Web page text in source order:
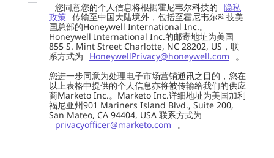
您同意您的个人信息将根据霍尼韦尔科技的 隐私
政策 传输至中国大陆境外，包括至霍尼韦尔科技美
国总部的Honeywell International Inc.。
Honeywell International Inc.的邮寄地址为美国
855 S. Mint Street Charlotte, NC 28202, US，联
系方式为
HoneywellPrivacy@honeywell.com
。
您进一步同意为处理电子市场营销通讯之目的，您在
以上表格中提供的个人信息亦将被传输给我们的供应
商Marketo Inc.。Marketo Inc.详细地址为美国加利
福尼亚州901 Mariners Island Blvd., Suite 200,
San Mateo, CA 94404, USA 联系方式为
privacyofficer@marketo.com
。